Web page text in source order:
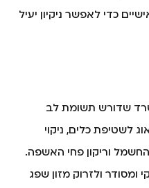
כדי לאפשר ניקיון יעיל
שדורש תשומת לב
לשטיפת כלים, ניקוי
וריקון פחי האשפה.
ולזרוק מזון שפג